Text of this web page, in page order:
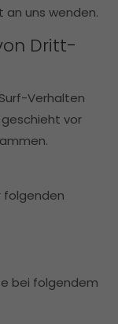
an uns wenden.
Dritt­
Verhalten
vor
folgenden
bei folgendem